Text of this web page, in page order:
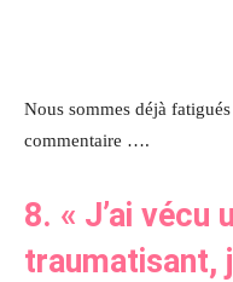
Nous sommes déjà
commentaire ….
8. « J’ai vécu
traumatisant,